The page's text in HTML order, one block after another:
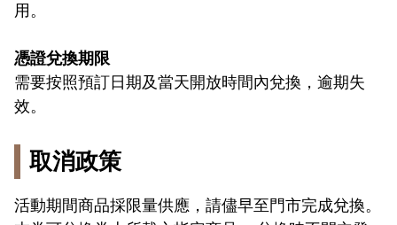
用。
憑證兌換期限
需要按照預訂日期及當天開放時間內兌換，逾期失
效。
取消政策
活動期間商品採限量供應，請儘早至門市完成兌換。